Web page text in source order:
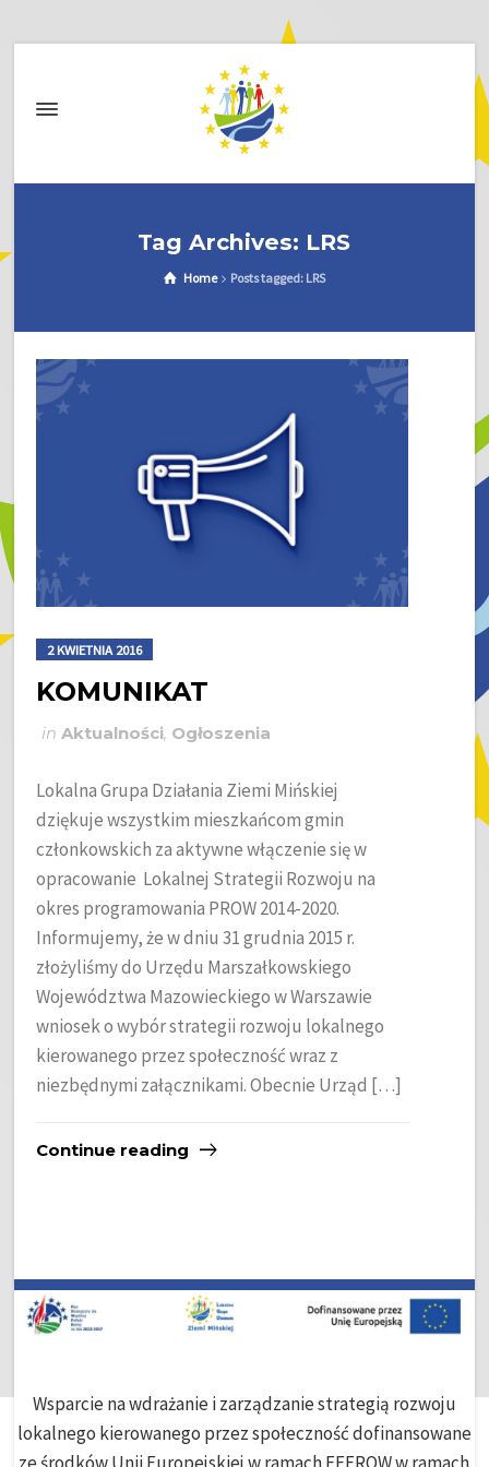
Tag Archives: LRS
Home Posts tagged: LRS
2 KWIETNIA 2016
KOMUNIKAT
inAktualności, Ogłoszenia
Lokalna Grupa Działania Ziemi Mińskiej
dziękuje wszystkim mieszkańcom gmin
członkowskich za aktywne włączenie się w
opracowanie Lokalnej Strategii Rozwoju na
okres programowania PROW 2014-2020.
Informujemy, że w dniu 31 grudnia 2015 r.
złożyliśmy do Urzędu Marszałkowskiego
Województwa Mazowieckiego w Warszawie
wniosek o wybór strategii rozwoju lokalnego
kierowanego przez społeczność wraz z
niezbędnymi załącznikami. Obecnie Urząd […]
Continue reading
Wsparcie na wdrażanie i zarządzanie strategią rozwoju
lokalnego kierowanego przez społeczność dofinansowane